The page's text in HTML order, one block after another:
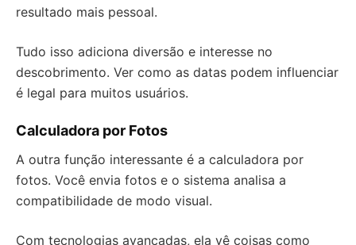
resultado mais pessoal.
Tudo isso adiciona diversão e interesse no
descobrimento. Ver como as datas podem influenciar
é legal para muitos usuários.
Calculadora por Fotos
A outra função interessante é a calculadora por
fotos. Você envia fotos e o sistema analisa a
compatibilidade de modo visual.
Com tecnologias avançadas, ela vê coisas como